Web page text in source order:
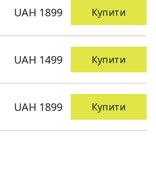
UAH 1899 Купити
UAH 1499 Купити
UAH 1899 Купити